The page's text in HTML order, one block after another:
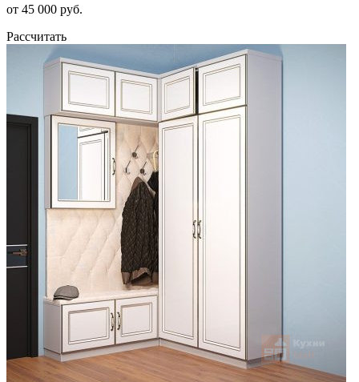
от 45 000 руб.
Рассчитать